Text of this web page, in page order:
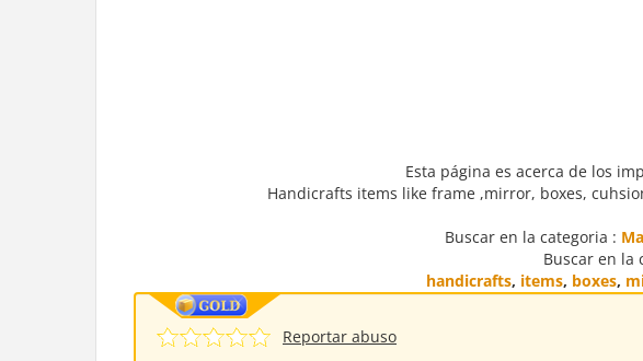
Esta página es acerca de los
Handicrafts items like frame ,mirror, boxes,
Buscar en la categoria :
Buscar en la
handicrafts, items, boxes,
Reportar abuso